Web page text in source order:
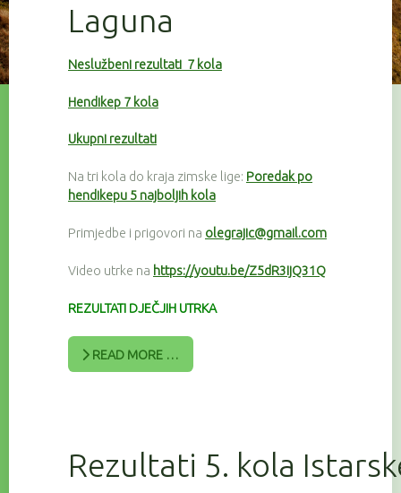
Laguna
Neslužbeni rezultati 7 kola
Hendikep 7 kola
Ukupni rezultati
Na tri kola do kraja zimske lige: Poredak po
hendikepu 5 najboljih kola
Primjedbe i prigovori na olegrajic@gmail.com
Video utrke na https://youtu.be/Z5dR3IjQ31Q
REZULTATI DJEČJIH UTRKA
READ MORE …
Rezultati 5. kola